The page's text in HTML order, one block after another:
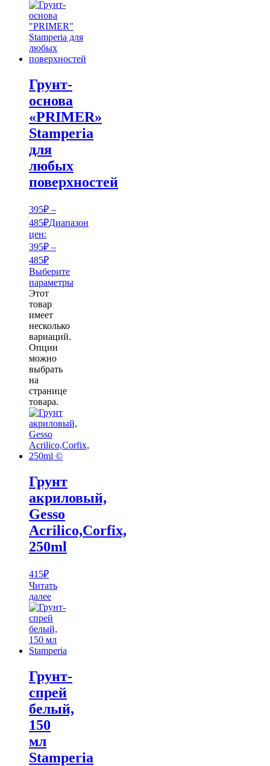
Грунт-
основа
«PRIMER»
Stamperia
для
любых
поверхностей
395₽ –
485₽Диапазон
цен:
395₽ –
485₽
Выберите
параметры
Этот
товар
имеет
несколько
вариаций.
Опции
можно
выбрать
на
странице
товара.
Грунт
акриловый,
Gesso
Acrilico,Corfix,
250ml
415₽
Читать
далее
Грунт-
спрей
белый,
150
мл
Stamperia